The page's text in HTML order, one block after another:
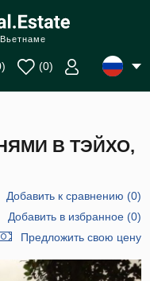
) (0)
В ТЭЙХО,
Добавить к сравнению (0)
Добавить в избранное(0)
Предложить свою цену